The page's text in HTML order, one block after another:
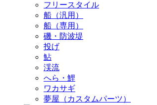
フリースタイル
船（汎用）
船（専用）
磯・防波堤
投げ
鮎
渓流
へら・鯉
ワカサギ
夢屋（カスタムパーツ）